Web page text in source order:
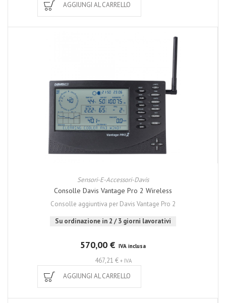
AGGIUNGI AL CARRELLO
Sensori-E-Accessori-Davis
Consolle Davis Vantage Pro 2 Wireless
Consolle aggiuntiva per Davis Vantage Pro 2
Su ordinazione in 2 / 3 giorni lavorativi
570,00 € IVA inclusa
467,21 € + IVA
AGGIUNGI AL CARRELLO